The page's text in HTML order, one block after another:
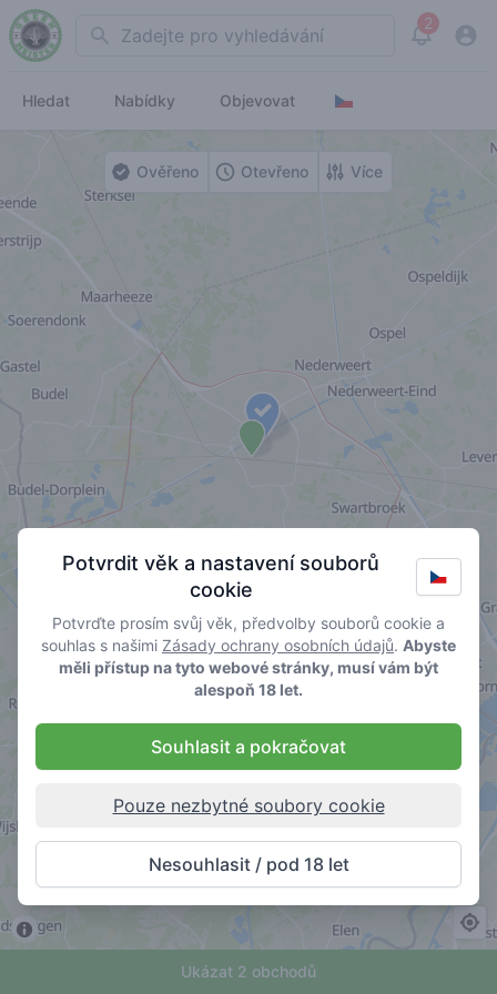
Search 2
View
Hledat Nabídky Objevovat
Ověřeno Otevřeno Více
Ukázat 2 obchodů
Potvrdit věk a nastavení souborů
cookie
Potvrďte prosím svůj věk, předvolby souborů cookie a
souhlas s našimi Zásady ochrany osobních údajů. Abyste
měli přístup na tyto webové stránky, musí vám být
alespoň 18 let.
Souhlasit a pokračovat
Pouze nezbytné soubory cookie
Nesouhlasit / pod 18 let